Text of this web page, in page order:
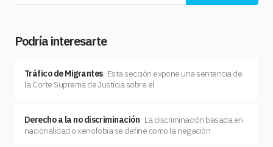
Podría interesarte
Tráfico de Migrantes Esta sección expone una sentencia de
la Corte Suprema de Justicia sobre el
Derecho a la no discriminación La discriminación basada en
nacionalidad o xenofobia se define como la negación